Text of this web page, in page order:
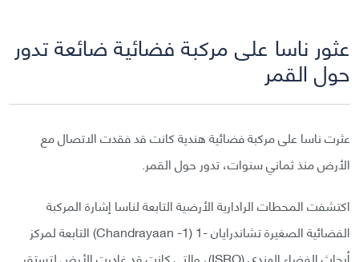
عثور ناسا على مركبة فضائية ضائعة تدور
حول القمر
عثرت ناسا على مركبة فضائية هندية كانت قد فقدت الاتصال مع
الأرض منذ ثماني سنوات، تدور حول القمر.
اكتشفت المحطات الرادارية الأرضية التابعة لناسا إشارة المركبة
الفضائية الصغيرة تشاندرايان -1 (Chandrayaan -1) التابعة لمركز